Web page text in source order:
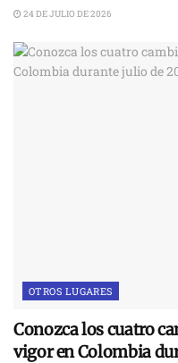
24 DE JULIO DE 2026
OTROS LUGARES
Conozca los cuatro
vigor en Colombia